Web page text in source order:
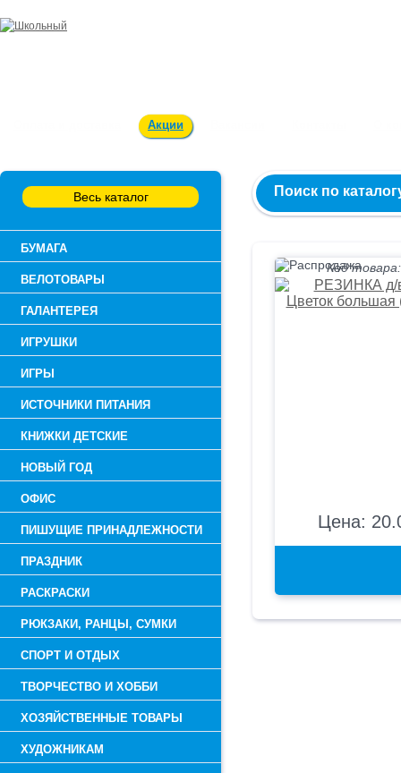
Акции
Весь каталог
БУМАГА
ВЕЛОТОВАРЫ
ГАЛАНТЕРЕЯ
ИГРУШКИ
ИГРЫ
ИСТОЧНИКИ ПИТАНИЯ
КНИЖКИ ДЕТСКИЕ
НОВЫЙ ГОД
ОФИС
ПИШУЩИЕ ПРИНАДЛЕЖНОСТИ
ПРАЗДНИК
РАСКРАСКИ
РЮКЗАКИ, РАНЦЫ, СУМКИ
СПОРТ И ОТДЫХ
ТВОРЧЕСТВО И ХОББИ
ХОЗЯЙСТВЕННЫЕ ТОВАРЫ
ХУДОЖНИКАМ
Поиск по
Код
Цена: